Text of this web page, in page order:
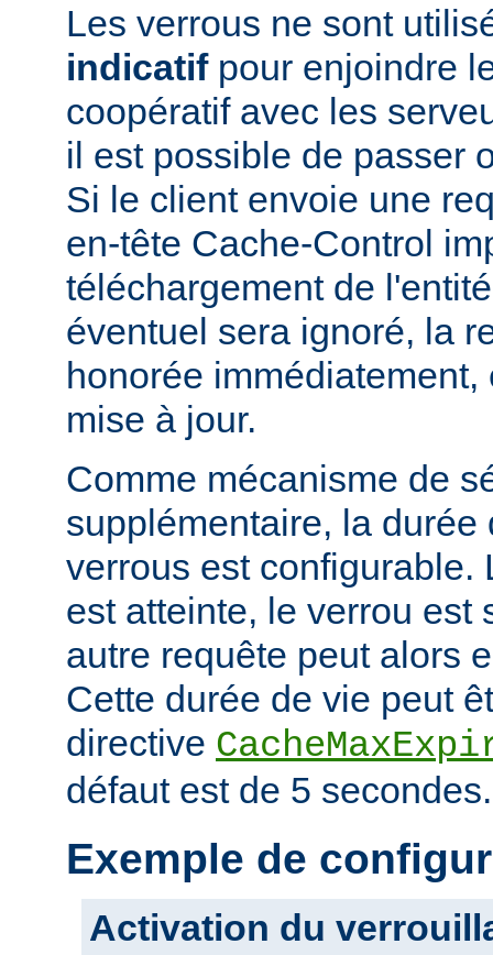
Les verrous ne sont
indicatifpour enjoindre
coopératif avec les
il est possible de passer
Si le client envoie une
en-tête Cache-Control
téléchargement de
éventuel sera ignoré, la
honorée
mise à jour.
Comme mécanisme de
supplémentaire, la
verrous est configurable.
est atteinte, le verrou est
autre requête peut alors
Cette durée de vie peut
directive
défaut est de 5 secondes.
Exemple de
Activation du